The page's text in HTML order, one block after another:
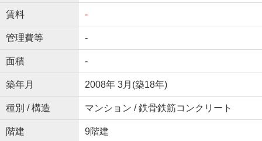
賃料 -
管理費等 -
面積 -
築年月 2008年 3月(築18年)
種別 / 構造 マンション / 鉄骨鉄筋コンクリート
階建 9階建